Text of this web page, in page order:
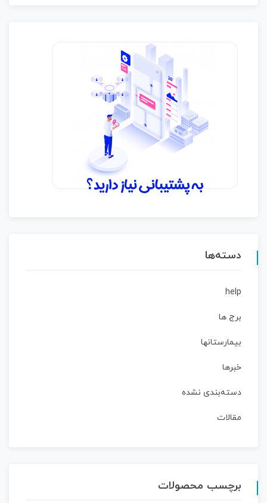
دسته‌ها
help
برج ها
بیمارستانها
خبرها
دسته‌بندی نشده
مقالات
برچسب محصولات